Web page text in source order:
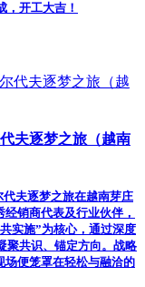
，开工大吉！
夫逐梦之旅（越南
夫逐梦之旅在越南芽庄
销商代表及行业伙伴，
实施”为核心，通过深度
聚共识、锚定方向。战略
场便笼罩在轻松与融洽的